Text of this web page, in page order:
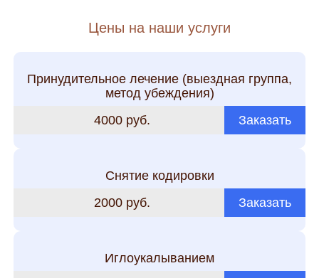
Цены на наши услуги
Принудительное лечение (выездная группа,
метод убеждения)
4000 руб.
Заказать
Снятие кодировки
2000 руб.
Заказать
Иглоукалыванием